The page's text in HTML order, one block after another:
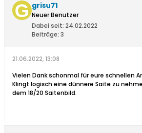
grisu71
Neuer Benutzer
Dabei seit: 24.02.2022
Beiträge: 3
21.06.2022, 13:08
Vielen Dank schonmal für eure schnellen
Klingt logisch eine dünnere Saite zu
dem 18/20 Saitenbild.